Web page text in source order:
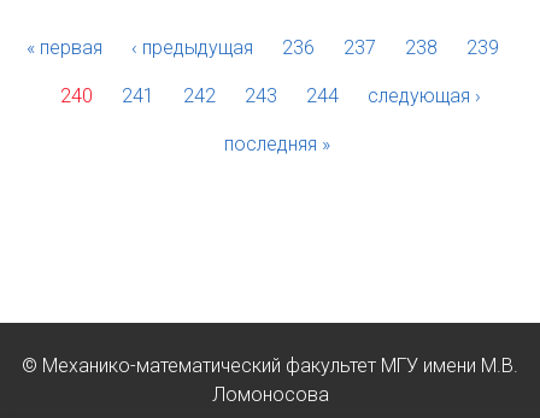
« первая ‹ предыдущая 236 237 238 239
240 241 242 243 244 следующая ›
последняя »
© Механико-математический факультет МГУ имени М.В.
Ломоносова